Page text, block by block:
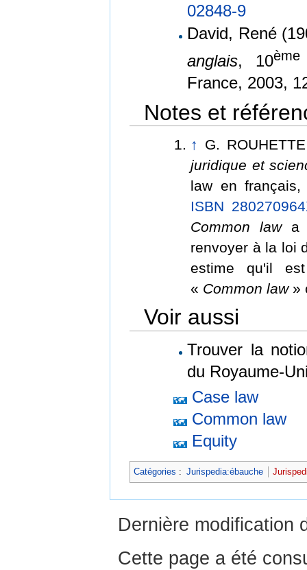
02848-9
David, René
anglais, 10ème
France, 2003,
Notes et
↑
G.
juridique et
law en français,
ISBN
Common lawa
renvoyer à la loi
estime qu'il
« Common law»
Voir aussi
Trouver la
du Royaume-
Case law
Common law
Equity
Catégories : Jurispedia:ébauche
Dernière modification
Cette page a été